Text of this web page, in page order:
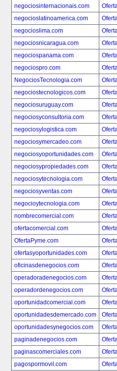
negociosinternacionais.com
negocioslatinoamerica.com
negocioslima.com
negociosnicaragua.com
negociospanama.com
negociospro.com
NegociosTecnologia.com
negociostecnologicos.com
negociosuruguay.com
negociosyconsultoria.com
negociosylogistica.com
negociosymercadeo.com
negociosyoportunidades.com
negociosypropiedades.com
negociosytecnologia.com
negociosyventas.com
negocioytecnologia.com
nombrecomercial.com
ofertacomercial.com
OfertaPyme.com
ofertasyoportunidades.com
oficinasdenegocios.com
operadoradenegocios.com
operadordenegocios.com
oportunidadcomercial.com
oportunidadesdemercado.com
oportunidadesynegocios.com
paginadenegocios.com
paginascomerciales.com
pagospormovil.com